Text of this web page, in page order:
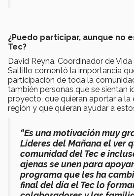
¿Puedo participar, aunque no
Tec?
David Reyna, Coordinador de
Saltillo comentó la importancia
participación de toda la
también personas que se sientan
proyecto, que quieran aportar a la
región y que quieran ayudar a
“Es una motivación muy
Líderes del Mañana el ver
comunidad del Tec e
ajenas se unen para
programa que les ha
final del día el Tec lo